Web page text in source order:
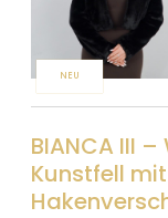
NEU
BIANCA III
Kunstfell